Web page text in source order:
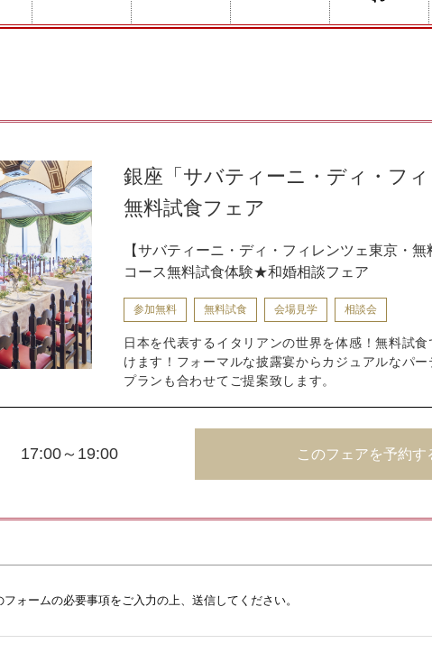
銀座「サバティーニ・ディ・フ
無料試食フェア
【サバティーニ・ディ・フィレンツェ東京・
コース無料試食体験★和婚相談フェア
参加無料 無料試食 会場見学 相談会
日本を代表するイタリアンの世界を体感！無料試
けます！フォーマルな披露宴からカジュアルなパ
プランも合わせてご提案致します。
17:00～19:00 このフェアを予約す